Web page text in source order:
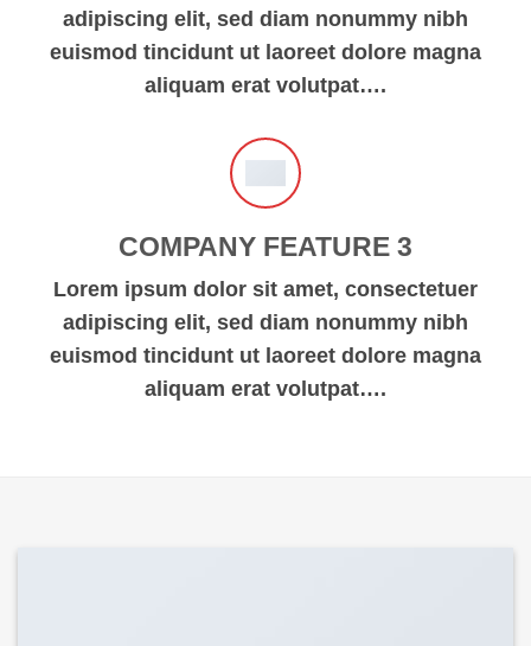
adipiscing elit, sed diam nonummy nibh
euismod tincidunt ut laoreet dolore magna
aliquam erat volutpat….
COMPANY FEATURE 3
Lorem ipsum dolor sit amet, consectetuer
adipiscing elit, sed diam nonummy nibh
euismod tincidunt ut laoreet dolore magna
aliquam erat volutpat….